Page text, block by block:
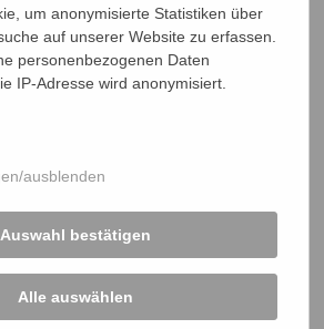
um anonymisierte Statistiken über
auf unserer Website zu erfassen.
personenbezogenen Daten
IP-Adresse wird anonymisiert.
ausblenden
Auswahl bestätigen
Alle auswählen